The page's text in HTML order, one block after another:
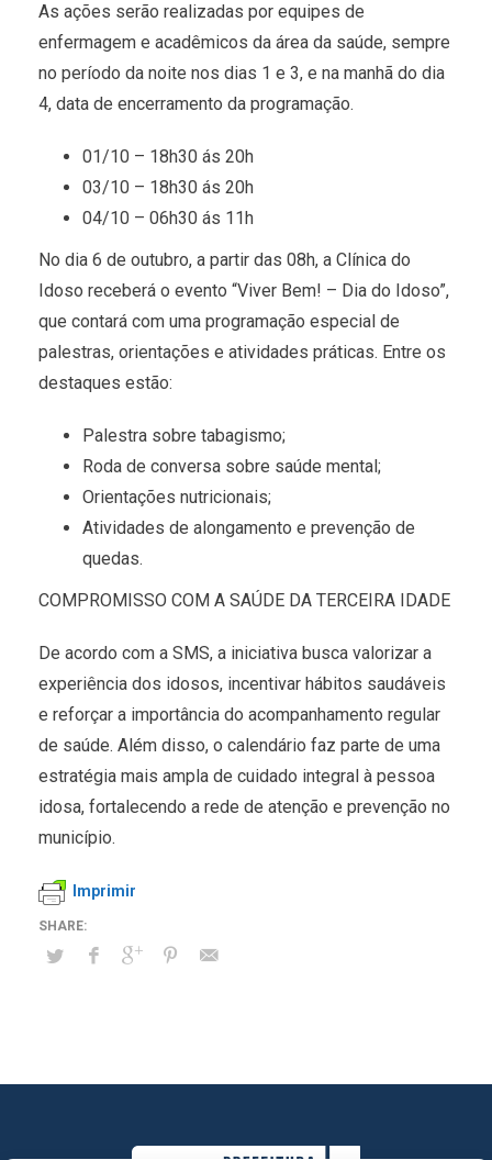
As ações serão realizadas por equipes de
enfermagem e acadêmicos da área da saúde, sempre
no período da noite nos dias 1 e 3, e na manhã do dia
4, data de encerramento da programação.
01/10 – 18h30 ás 20h
03/10 – 18h30 ás 20h
04/10 – 06h30 ás 11h
No dia 6 de outubro, a partir das 08h, a Clínica do
Idoso receberá o evento “Viver Bem! – Dia do Idoso”,
que contará com uma programação especial de
palestras, orientações e atividades práticas. Entre os
destaques estão:
Palestra sobre tabagismo;
Roda de conversa sobre saúde mental;
Orientações nutricionais;
Atividades de alongamento e prevenção de
quedas.
COMPROMISSO COM A SAÚDE DA TERCEIRA IDADE
De acordo com a SMS, a iniciativa busca valorizar a
experiência dos idosos, incentivar hábitos saudáveis
e reforçar a importância do acompanhamento regular
de saúde. Além disso, o calendário faz parte de uma
estratégia mais ampla de cuidado integral à pessoa
idosa, fortalecendo a rede de atenção e prevenção no
município.
Imprimir